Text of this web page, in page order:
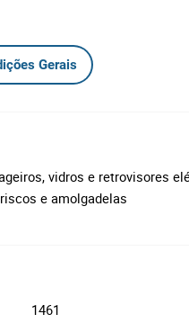
Gerais
vidros e retrovisores
e amolgadelas
1461